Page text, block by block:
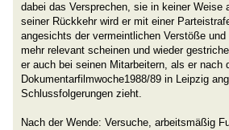
dabei das Versprechen, sie in keiner Weise
seiner Rückkehr wird er mit einer
angesichts der vermeintlichen Verstöße
mehr relevant scheinen und wieder
er auch bei seinen Mitarbeitern, als er nach
Dokumentarfilmwoche1988/89 in Leipzig
Schlussfolgerungen zieht.
Nach der Wende: Versuche, arbeitsmäßig